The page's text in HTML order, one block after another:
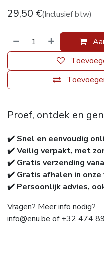
29,50 €(Inclusief btw)
Proef, ontdek en
✔️ Snel en eenvoudig
✔️ Veilig verpakt, met
✔️ Gratis verzending
✔️ Gratis afhalen in onze
✔️ Persoonlijk advies,
Vragen? Meer info nodig?
info@enu.be of+32 474